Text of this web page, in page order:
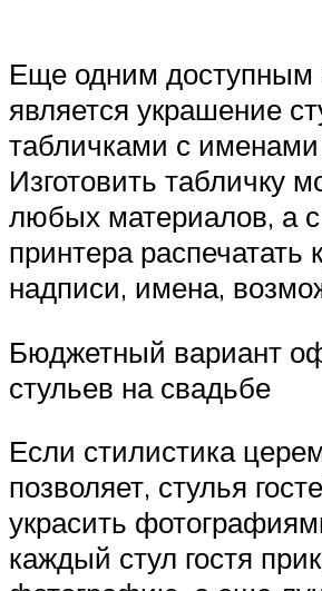
Еще одним доступным
является украшение
табличками с именами
Изготовить табличку
любых материалов, а
принтера распечатать
надписи, имена,
Бюджетный вариант
стульев на свадьбе
Если стилистика
позволяет, стулья
украсить
каждый стул гостя